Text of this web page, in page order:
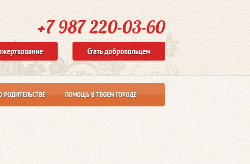
+7 987 220-03-60
Стать добровольцем
РОДИТЕЛЬСТВЕ ПОМОЩЬ В ТВОЕМ ГОРОДЕ